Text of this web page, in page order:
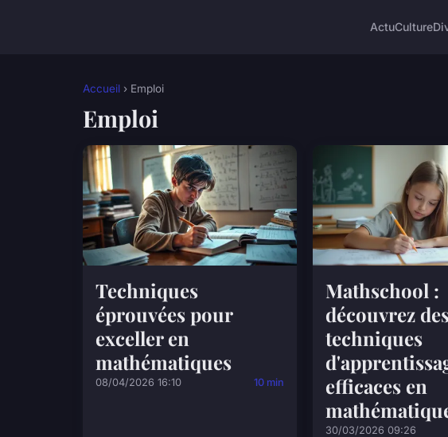
ActuCulture
Accueil › Emploi
Emploi
Techniques
éprouvées pour
exceller en
mathématiques
08/04/2026 16:10 10 min
Mathschool :
découvrez
techniques
efficaces en
30/03/2026 09:26